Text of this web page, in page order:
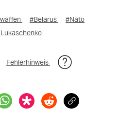
#Belarus
#Nato
Fehlerhinweis